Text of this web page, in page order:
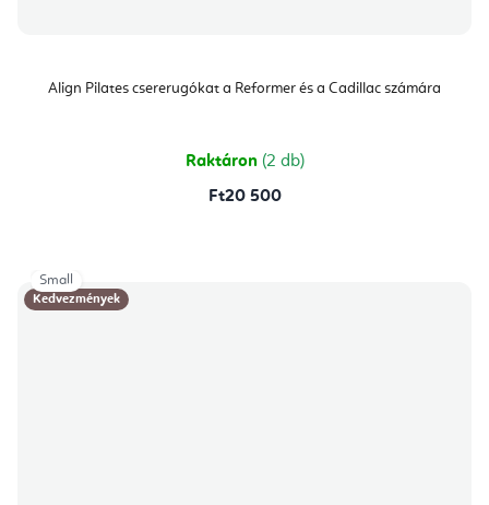
Align Pilates csererugókat a Reformer és a Cadillac számára
Raktáron (2 db)
Ft20 500
Kedvezmények
Small